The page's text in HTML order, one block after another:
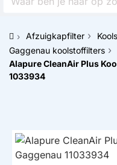
Waar
naar
op
zoek?
h
o
m
Afzuigkapfilter
Gaggenau koolstoffilters
Alapure CleanAir Plus
1033934